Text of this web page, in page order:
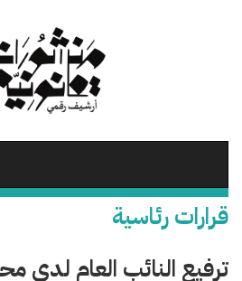
قرارات رئاسية
ترفيع النائب العام لدى